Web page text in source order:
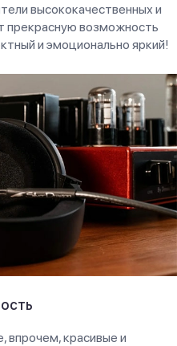
высококачественных и
прекрасную возможность
и эмоционально яркий!
впрочем, красивые и